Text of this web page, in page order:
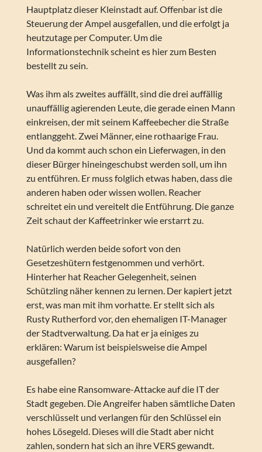
Hauptplatz dieser Kleinstadt auf. Offenbar ist die
Steuerung der Ampel ausgefallen, und die erfolgt ja
heutzutage per Computer. Um die
Informationstechnik scheint es hier zum Besten
bestellt zu sein.
Was ihm als zweites auffällt, sind die drei auffällig
unauffällig agierenden Leute, die gerade einen Mann
einkreisen, der mit seinem Kaffeebecher die Straße
entlanggeht. Zwei Männer, eine rothaarige Frau.
Und da kommt auch schon ein Lieferwagen, in den
dieser Bürger hineingeschubst werden soll, um ihn
zu entführen. Er muss folglich etwas haben, dass die
anderen haben oder wissen wollen. Reacher
schreitet ein und vereitelt die Entführung. Die ganze
Zeit schaut der Kaffeetrinker wie erstarrt zu.
Natürlich werden beide sofort von den
Gesetzeshütern festgenommen und verhört.
Hinterher hat Reacher Gelegenheit, seinen
Schützling näher kennen zu lernen. Der kapiert jetzt
erst, was man mit ihm vorhatte. Er stellt sich als
Rusty Rutherford vor, den ehemaligen IT-Manager
der Stadtverwaltung. Da hat er ja einiges zu
erklären: Warum ist beispielsweise die Ampel
ausgefallen?
Es habe eine Ransomware-Attacke auf die IT der
Stadt gegeben. Die Angreifer haben sämtliche Daten
verschlüsselt und verlangen für den Schlüssel ein
hohes Lösegeld. Dieses will die Stadt aber nicht
zahlen, sondern hat sich an ihre VERS gewandt.